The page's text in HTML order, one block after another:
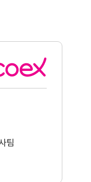
팀